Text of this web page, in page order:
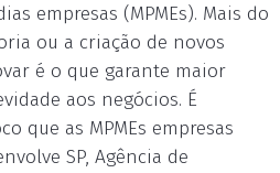
empresas (MPMEs). Mais do
ou a criação de novos
é o que garante maior
aos negócios. É
que as MPMEs empresas
SP, Agência de